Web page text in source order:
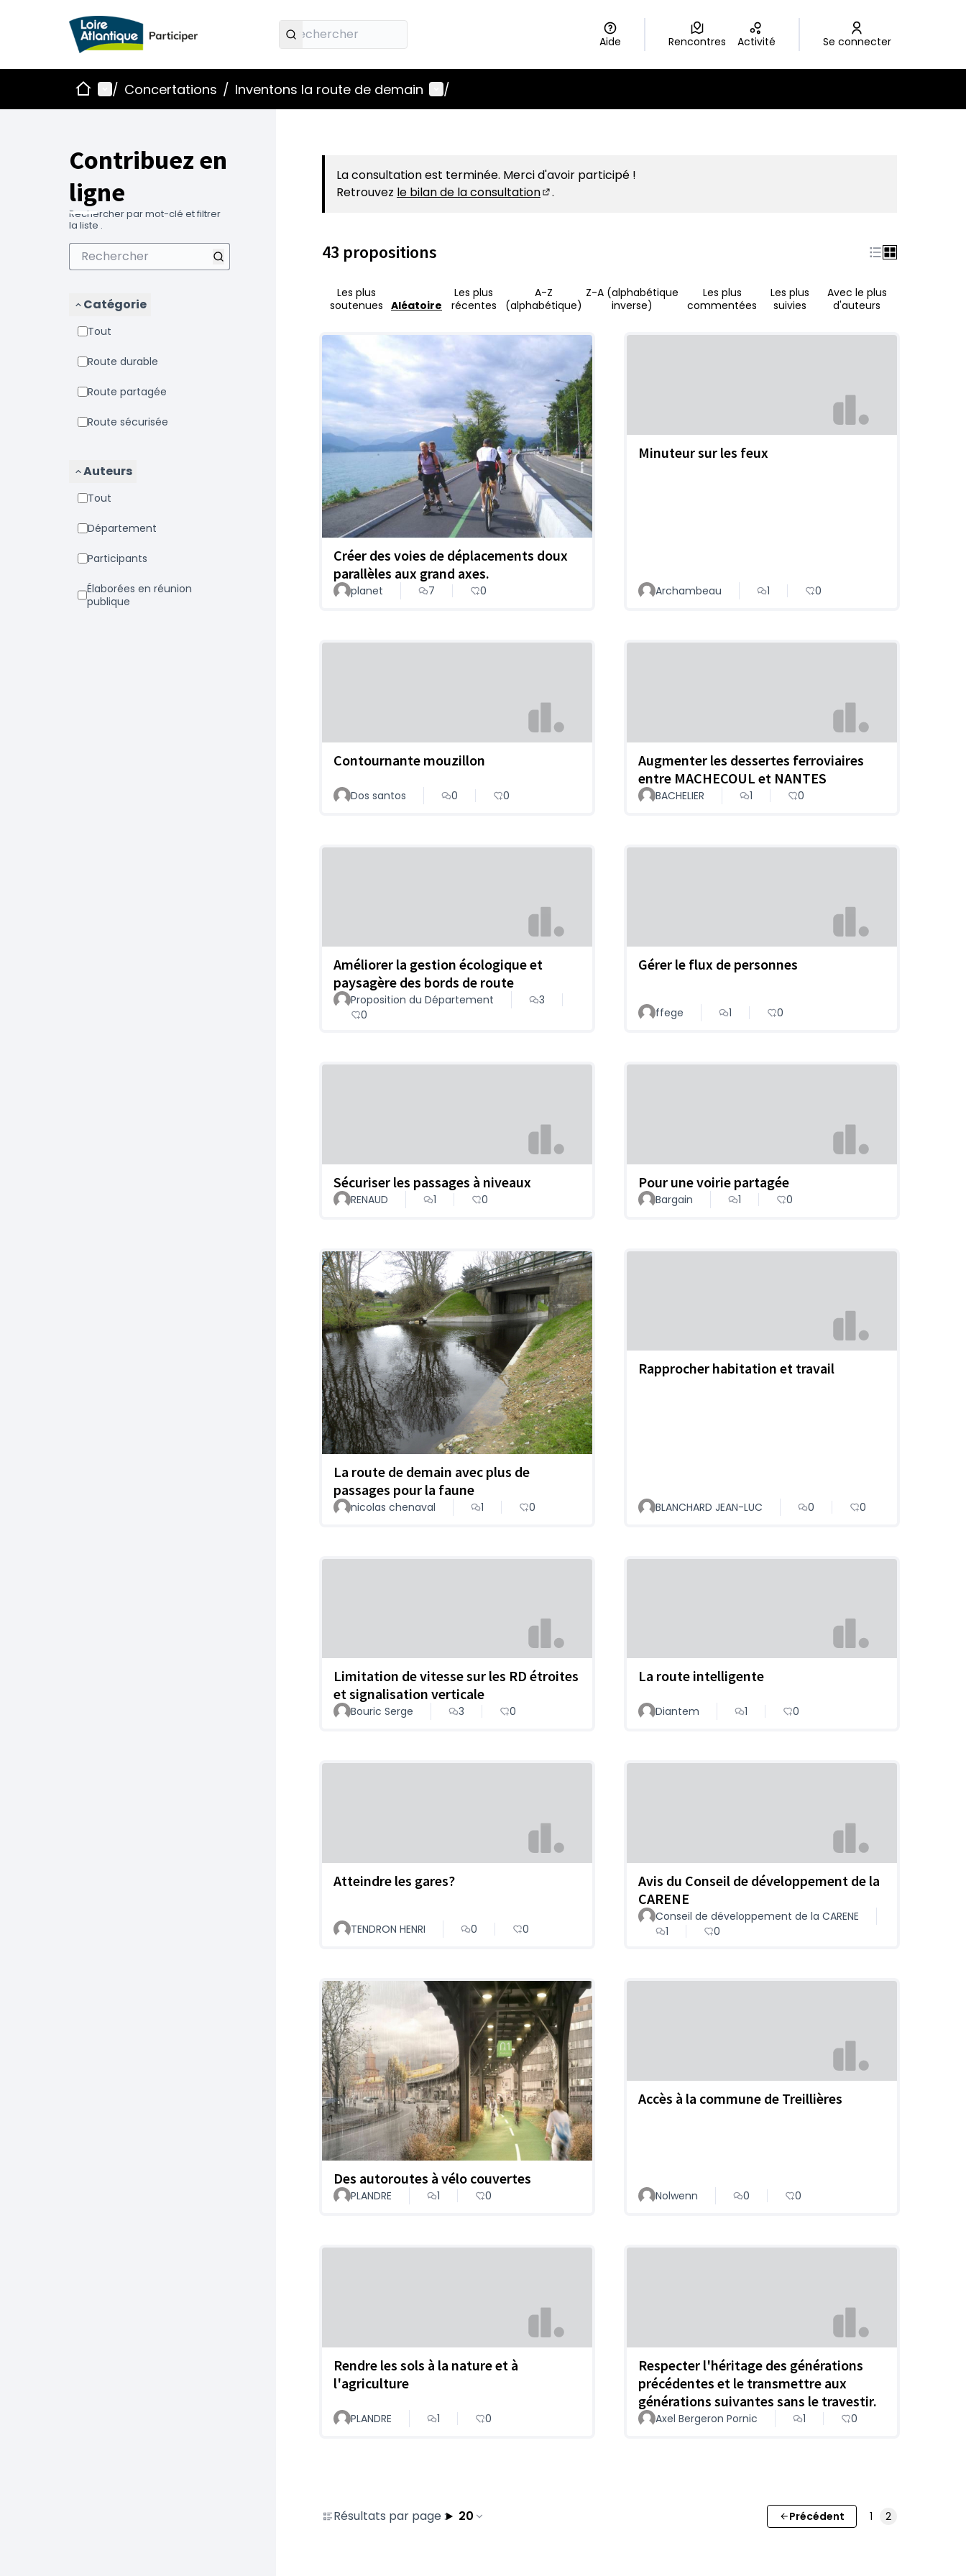
Aide Rencontres Activité Se connecter
AccueilMenu principal
/ Concertations / Inventons la route de demain Menu utilisateur
/
Contribuez en
ligne
Rechercher par mot-clé et filtrer
la liste .
Catégorie
Tout
Route durable
Route partagée
Route sécurisée
Auteurs
Tout
Département
Participants
Élaborées en réunion
publique
La consultation est terminée. Merci d'avoir participé !
Retrouvez le bilan de la consultation .
43 propositions
Les plus
soutenues
Aléatoire
Les plus
récentes
A-Z
(alphabétique)
Z-A (alphabétique
inverse)
Les plus
commentées
Les plus
suivies
Avec le plus
d'auteurs
Créer des voies de déplacements doux
parallèles aux grand axes.
planet 7 0
Minuteur sur les feux
Archambeau 1 0
Contournante mouzillon
Dos santos 0 0
Augmenter les dessertes ferroviaires
entre MACHECOUL et NANTES
BACHELIER 1 0
Améliorer la gestion écologique et
paysagère des bords de route
Proposition du Département
3
0
Gérer le flux de personnes
ffege 1 0
Sécuriser les passages à niveaux
RENAUD 1 0
Pour une voirie partagée
Bargain 1 0
La route de demain avec plus de
passages pour la faune
nicolas chenaval 1 0
Rapprocher habitation et travail
BLANCHARD JEAN-LUC 0 0
Limitation de vitesse sur les RD étroites
et signalisation verticale
Bouric Serge 3 0
La route intelligente
Diantem 1 0
Atteindre les gares?
TENDRON HENRI 0 0
Avis du Conseil de développement de la
CARENE
Conseil de développement de la CARENE
1
0
Des autoroutes à vélo couvertes
PLANDRE 1 0
Accès à la commune de Treillières
Nolwenn 0 0
Rendre les sols à la nature et à
l'agriculture
PLANDRE 1 0
Respecter l'héritage des générations
précédentes et le transmettre aux
générations suivantes sans le travestir.
Axel Bergeron Pornic 1 0
Résultats par page : 20 Précédent 1 2